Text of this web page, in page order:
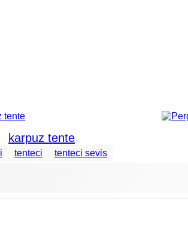
Pergola Tente
tenteci tenteci sevis